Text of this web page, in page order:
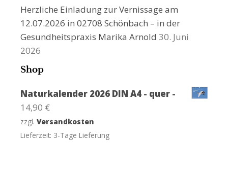
Herzliche Einladung zur Vernissage am
12.07.2026 in 02708 Schönbach – in der
Gesundheitspraxis Marika Arnold 30. Juni
2026
Shop
Naturkalender 2026 DIN A4 - quer -
14,90 €
zzgl. Versandkosten
Lieferzeit: 3-Tage Lieferung